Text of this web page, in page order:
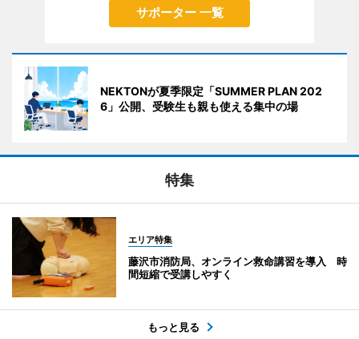
サポーター 一覧
NEKTONが夏季限定「SUMMER PLAN 202
6」公開、受験生も親も使える集中の場
特集
エリア特集
藤沢市消防局、オンライン救命講習を導入 時
間短縮で受講しやすく
もっと見る